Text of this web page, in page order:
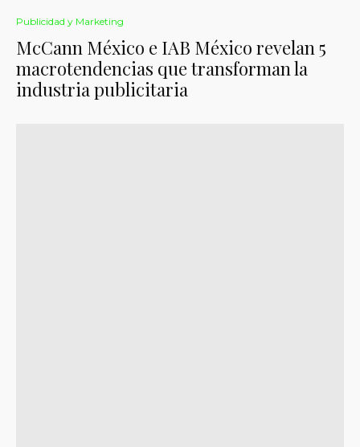
Publicidad y Marketing
McCann México e IAB México revelan 5
macrotendencias que transforman la
industria publicitaria